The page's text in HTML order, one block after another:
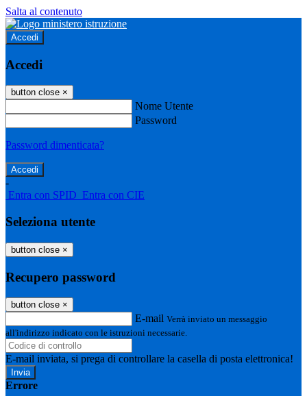
Salta al contenuto
Accedi
Accedi
button close ×
Nome Utente
Password
Password dimenticata?
-
Entra con SPID Entra con CIE
Seleziona utente
button close ×
Recupero password
button close ×
E-mail Verrà inviato un messaggio
all'indirizzo indicato con le istruzioni necessarie.
E-mail inviata, si prega di controllare la casella di posta elettronica!
Errore